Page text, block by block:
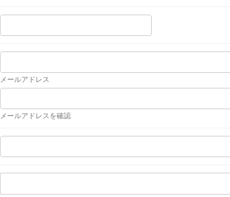
メールアドレス
メールアドレスを確認